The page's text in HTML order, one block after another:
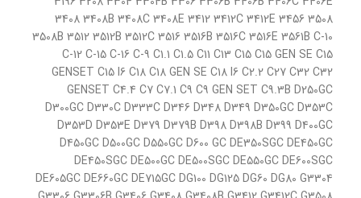
3408 3408B 3408C 3408E 3412 3412C 3412E 3456 3508
3508B 3512 3512B 3512C 3516 3516B 3516C 3516E 3561B C-10
C-12 C-15 C-16 C-9 C1.1 C1.5 C11 C13 C15 C15 GEN SE C15
GENSET C15 I6 C18 C18 GEN SE C18 I6 C2.2 C27 C32 C32
GENSET C4.4 C7 C7.1 C9 C9 GEN SET C9.3B D250GC
D300GC D330C D333C D346 D348 D349 D350GC D353C
D353D D353E D379 D379B D398 D398B D399 D400GC
D450GC D500GC D550GC D600 GC DE350SGC DE450GC
DE450SGC DE500GC DE500SGC DE550GC DE600SGC
DE605GC DE660GC DE715GC DG100 DG125 DG60 DG80 G3304